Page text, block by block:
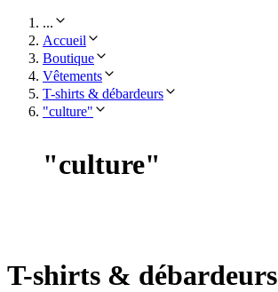
...
Accueil
Boutique
Vêtements
T-shirts & débardeurs
"culture"
"culture"
T-shirts & débardeurs